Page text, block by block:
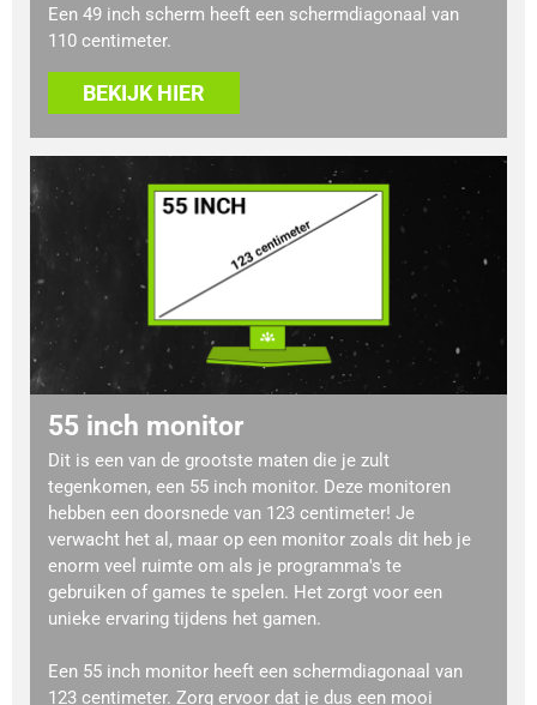
Een 49 inch scherm heeft een schermdiagonaal van
110 centimeter.
BEKIJK HIER
55 inch monitor
Dit is een van de grootste maten die je zult
tegenkomen, een 55 inch monitor. Deze monitoren
hebben een doorsnede van 123 centimeter! Je
verwacht het al, maar op een monitor zoals dit heb je
enorm veel ruimte om als je programma's te
gebruiken of games te spelen. Het zorgt voor een
unieke ervaring tijdens het gamen.
Een 55 inch monitor heeft een schermdiagonaal van
123 centimeter. Zorg ervoor dat je dus een mooi